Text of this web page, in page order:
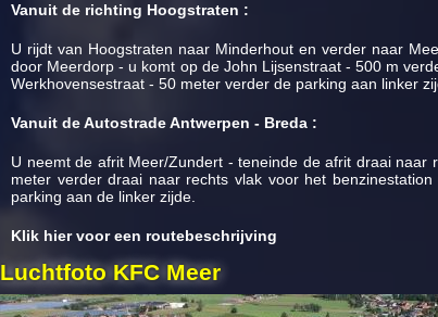
Vanuit de richting Hoogstraten :
U rijdt van Hoogstraten naar Minderhout en verder naar
door Meerdorp - u komt op de John Lijsenstraat - 500 m
Werkhovensestraat - 50 meter verder de parking aan linker
Vanuit de Autostrade Antwerpen - Breda :
U neemt de afrit Meer/Zundert - teneinde de afrit draai naar
meter verder draai naar rechts vlak voor het
parking aan de linker zijde.
Klik hier voor een routebeschrijving
Luchtfoto KFC Meer